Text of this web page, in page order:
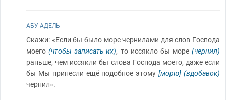
АБУ АДЕЛЬ
Скажи: «Если бы было море чернилами для слов Господа
моего(чтобы записать их), то иссякло бы море (чернил)
раньше, чем иссякли бы слова Господа моего, даже если
бы Мы принесли ещё подобное этому[морю] (вдобавок)
чернил».